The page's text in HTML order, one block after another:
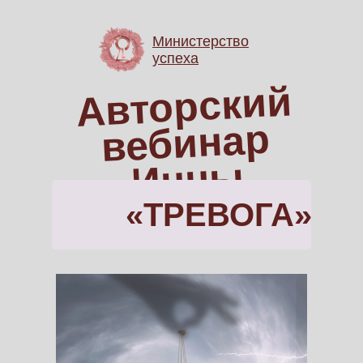
Министерство
успеха
Авторский
вебинар
Инн
ы
Литвиненко
«ТРЕВОГА»